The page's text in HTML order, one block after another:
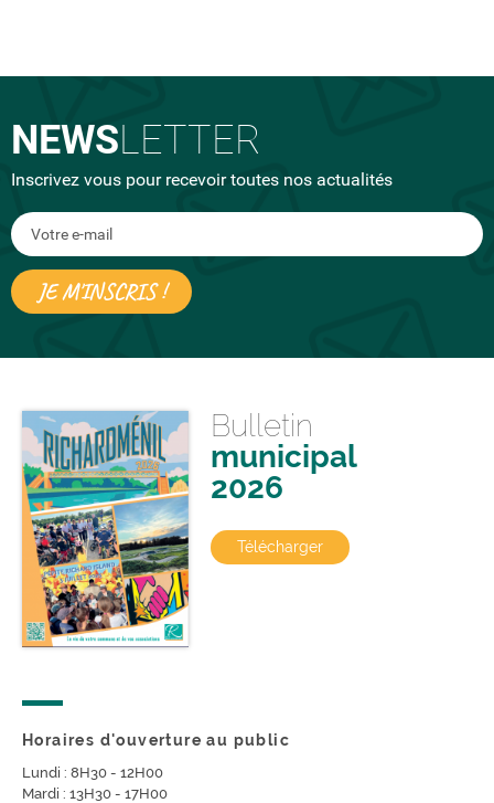
NEWSLETTER
Inscrivez vous pour recevoir toutes nos actualités
Bulletin
municipal
2026
Télécharger
Horaires d'ouverture au public
Lundi : 8H30 - 12H00
Mardi : 13H30 - 17H00